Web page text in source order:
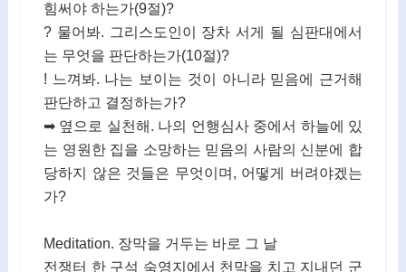
힘써야 하는가(9절)?
? 물어봐. 그리스도인이 장차 서게 될 심판대에서
는 무엇을 판단하는가(10절)?
! 느껴봐. 나는 보이는 것이 아니라 믿음에 근거해
판단하고 결정하는가?
➡ 옆으로 실천해. 나의 언행심사 중에서 하늘에 있
는 영원한 집을 소망하는 믿음의 사람의 신분에 합
당하지 않은 것들은 무엇이며, 어떻게 버려야겠는
가?
Meditation. 장막을 거두는 바로 그 날
전쟁터 한 구석 숙영지에서 천막을 치고 지내던 군